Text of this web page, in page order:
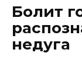
Болит
недуга